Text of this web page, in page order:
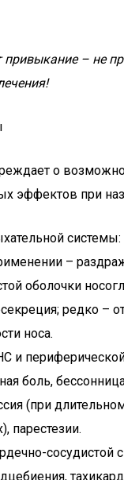
привыкание – не
о
эффектов при
–
оболочки
редко –
носа.
и
боль,
(при
парестезии.
сосудистой